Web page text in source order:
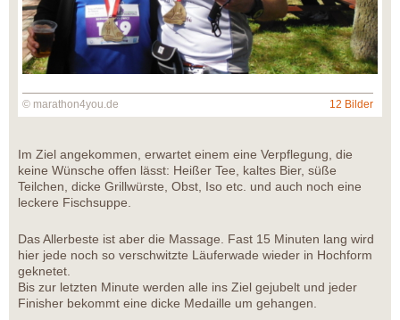
© marathon4you.de 12 Bilder
Im Ziel angekommen, erwartet einem eine Verpflegung, die
keine Wünsche offen lässt: Heißer Tee, kaltes Bier, süße
Teilchen, dicke Grillwürste, Obst, Iso etc. und auch noch eine
leckere Fischsuppe.
Das Allerbeste ist aber die Massage. Fast 15 Minuten lang wird
hier jede noch so verschwitzte Läuferwade wieder in Hochform
geknetet.
Bis zur letzten Minute werden alle ins Ziel gejubelt und jeder
Finisher bekommt eine dicke Medaille um gehangen.